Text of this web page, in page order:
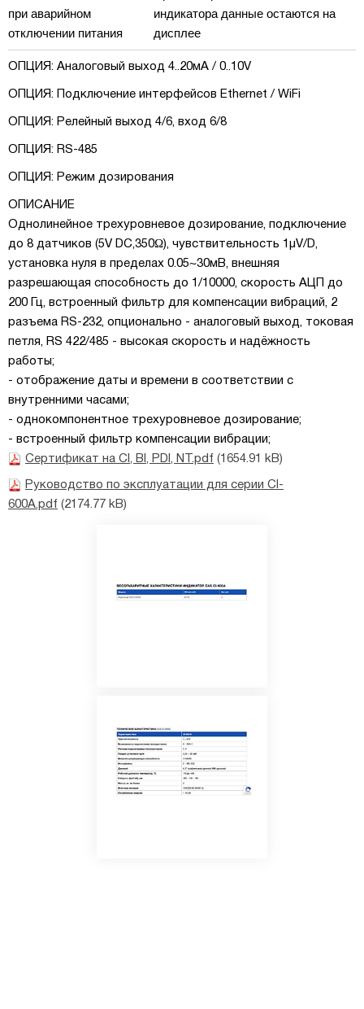
при аварийном
отключении питания
индикатора данные остаются на
дисплее
ОПЦИЯ: Аналоговый выход 4..20мА / 0..10V
ОПЦИЯ: Подключение интерфейсов Ethernet / WiFi
ОПЦИЯ: Релейный выход 4/6, вход 6/8
ОПЦИЯ: RS-485
ОПЦИЯ: Режим дозирования
ОПИСАНИЕ
Однолинейное трехуровневое дозирование, подключение
до 8 датчиков (5V DC,350Ω), чувствительность 1µV/D,
установка нуля в пределах 0.05~30мВ, внешняя
разрешающая способность до 1/10000, скорость АЦП до
200 Гц, встроенный фильтр для компенсации вибраций, 2
разъема RS-232, опционально - аналоговый выход, токовая
петля, RS 422/485 - высокая скорость и надёжность
работы;
- отображение даты и времени в соответствии с
внутренними часами;
- однокомпонентное трехуровневое дозирование;
- встроенный фильтр компенсации вибрации;
Сертификат на CI, BI, PDI, NT.pdf (1654.91 kB)
Руководство по эксплуатации для серии CI-
600A.pdf (2174.77 kB)